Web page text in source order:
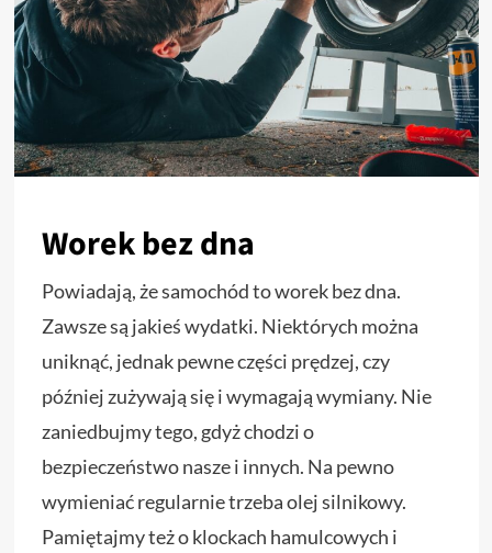
Worek bez dna
Powiadają, że samochód to worek bez dna.
Zawsze są jakieś wydatki. Niektórych można
uniknąć, jednak pewne części prędzej, czy
później zużywają się i wymagają wymiany. Nie
zaniedbujmy tego, gdyż chodzi o
bezpieczeństwo nasze i innych. Na pewno
wymieniać regularnie trzeba olej silnikowy.
Pamiętajmy też o klockach hamulcowych i